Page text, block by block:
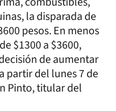
la disparada de
pesos. En menos
$1300 a $3600,
de aumentar
partir del lunes 7 de
Pinto, titular del